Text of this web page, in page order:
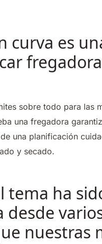
curva es
sobre todo para las
una fregadora
una planificación
y secado.
tema ha
desde
nuestras